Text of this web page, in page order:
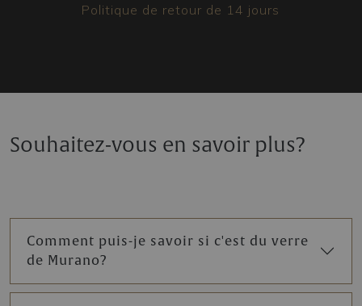
Politique de retour de 14 jours
Souhaitez-vous en savoir plus?
Comment puis-je savoir si c'est du verre
de Murano?